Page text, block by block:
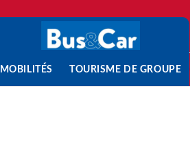
MOBILITÉS TOURISME DE GROUPE